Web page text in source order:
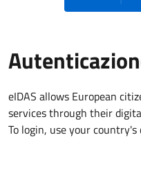
eIDAS allows European
services through their
To login, use your